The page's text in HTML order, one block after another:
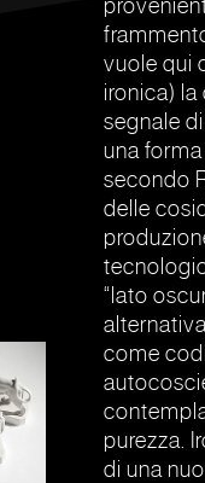
vuole qui
ironica)
segnale
una
secondo
delle
“lato
come
purezza.
di una